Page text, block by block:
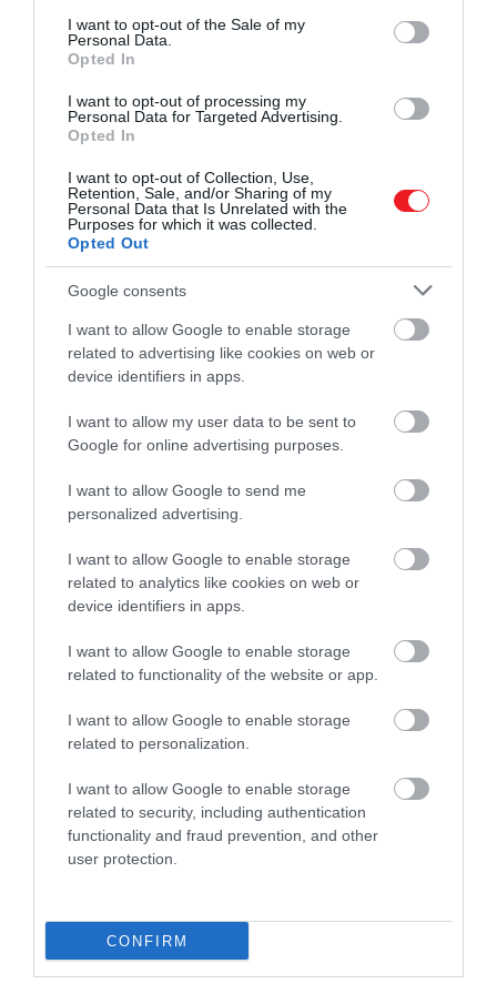
consent section.
I want to opt-out of the Sale of my
Personal Data.
Opted In
I want to opt-out of processing my
Personal Data for Targeted Advertising.
Opted In
I want to opt-out of Collection, Use,
Retention, Sale, and/or Sharing of my
Personal Data that Is Unrelated with the
Purposes for which it was collected.
Opted Out
Google consents
I want to allow Google to enable storage
related to advertising like cookies on web or
device identifiers in apps.
I want to allow my user data to be sent to
Google for online advertising purposes.
I want to allow Google to send me
personalized advertising.
I want to allow Google to enable storage
related to analytics like cookies on web or
device identifiers in apps.
I want to allow Google to enable storage
related to functionality of the website or app.
I want to allow Google to enable storage
related to personalization.
I want to allow Google to enable storage
related to security, including authentication
functionality and fraud prevention, and other
user protection.
CONFIRM
legutóbb 2022-ben születtek Pallas-
macska-kölykök. Akkor hat állat jött világra,
és mindannyian A betűvel kezdődő nevet
kaptak. Az egyetlen nőstény az Altana
nevet viseli, testvérei pedig az Aldan,
Algyr, Arkas, Aysen és Aytas neveket
kapták.
A most született hím kölyök egyelőre még
kézenfekvő lenne, ha Bohus és Lucy fiának neve
betűvel kezdődne, ezért a látogatók javaslatait is
A közönség hamarosan személyesen is találkozhat
bemutatóhelyen felváltva lesz látható Lucy és
Bohus a kölyökkel. Ennek oka, hogy a Pallas-
utódaikat. A gondozók a kölyök biztonsága és az
anya nyugalma érdekében az állatkertben is ezt a
gyakorlatot követik.
Olvasd el ezt is!
egyedeit eszik meg rendszeresen
Szomorú adat: már csak 17 egyed él